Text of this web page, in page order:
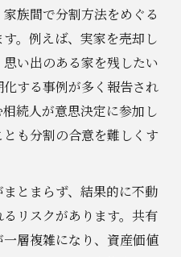
族間で分割方法をめぐる
。例えば、実家を売却し
い出のある家を残したい
する事例が多く報告され
続人が意思決定に参加し
も分割の合意を難しくす
とまらず、結果的に不動
リスクがあります。共有
層複雑になり、資産価値